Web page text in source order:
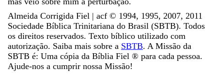
Almeida Corrigida Fiel | acf ©️ 1994, 1995, 2007, 2011
Sociedade Bíblica Trinitariana do Brasil (SBTB). Todos
os direitos reservados. Texto bíblico utilizado com
autorização. Saiba mais sobre a SBTB. A Missão da
SBTB é: Uma cópia da Bíblia Fiel ®️ para cada pessoa.
Ajude-nos a cumprir nossa Missão!